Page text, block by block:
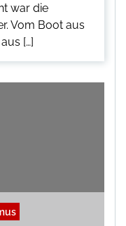
war die
Vom Boot aus
[…]